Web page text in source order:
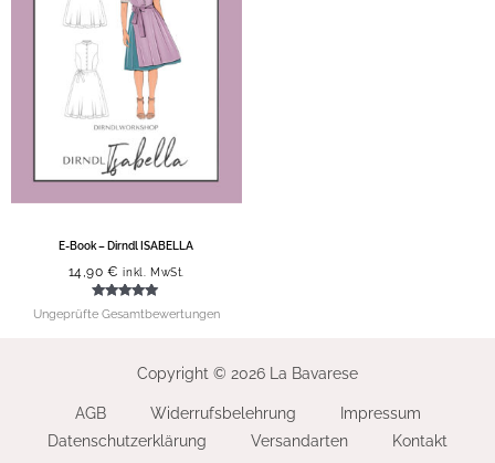
E-Book – Dirndl ISABELLA
14,90€ inkl. MwSt.
Bewertet mit
5.00
Ungeprüfte Gesamtbewertungen
Copyright © 2026 La Bavarese
AGB Widerrufsbelehrung
Impressum
Datenschutzerklärung
Versandarten Kontakt